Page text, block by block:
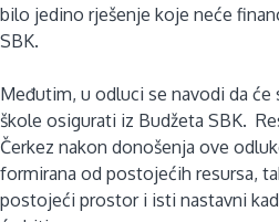
bilo jedino rješenje koje neće
SBK.
Međutim, u odluci se navodi da će
škole osigurati iz Budžeta SBK.
Čerkez nakon donošenja ove
formirana od postojećih resursa,
postojeći prostor i isti nastavni